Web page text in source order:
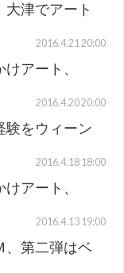
大津でアート
2016.4.21 20:00
アート、
2016.4.20 20:00
験をウィーン
2016.4.18 18:00
アート、
2016.4.13 19:00
、第二弾はベ